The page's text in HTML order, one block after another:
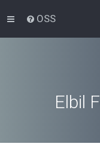
OSS
Elbil